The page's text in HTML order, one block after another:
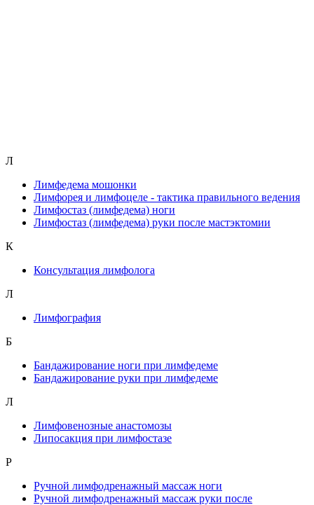
Л
Лимфедема мошонки
Лимфорея и лимфоцеле - тактика правильного ведения
Лимфостаз (лимфедема) ноги
Лимфостаз (лимфедема) руки после мастэктомии
К
Консультация лимфолога
Л
Лимфография
Б
Бандажирование ноги при лимфедеме
Бандажирование руки при лимфедеме
Л
Лимфовенозные анастомозы
Липосакция при лимфостазе
Р
Ручной лимфодренажный массаж ноги
Ручной лимфодренажный массаж руки после